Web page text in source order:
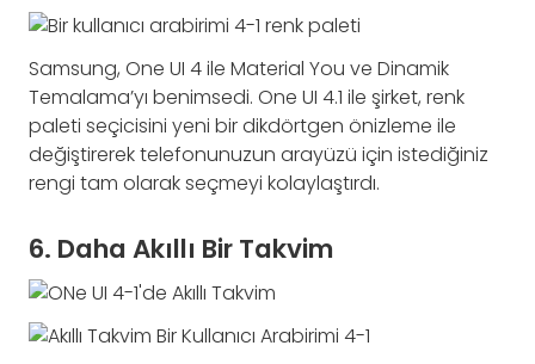
Samsung, One UI 4 ile Material You ve Dinamik
Temalama’yı benimsedi. One UI 4.1 ile şirket, renk
paleti seçicisini yeni bir dikdörtgen önizleme ile
değiştirerek telefonunuzun arayüzü için istediğiniz
rengi tam olarak seçmeyi kolaylaştırdı.
6. Daha Akıllı Bir Takvim